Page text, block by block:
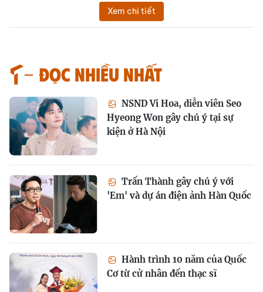
Xem chi tiết
Đọc nhiều nhất
NSND Vi Hoa, diễn viên Seo
Hyeong Won gây chú ý tại sự
kiện ở Hà Nội
Trấn Thành gây chú ý với
'Em' và dự án điện ảnh Hàn Quốc
Hành trình 10 năm của Quốc
Cơ từ cử nhân đến thạc sĩ